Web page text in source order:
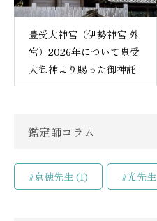
豊受大神宮（伊勢神宮 外
宮）2026年について豊受
大御神より賜った御神託
鑑定師コラム
#京穂先生 (1) #光先生